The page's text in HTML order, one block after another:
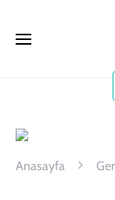
Anasayfa